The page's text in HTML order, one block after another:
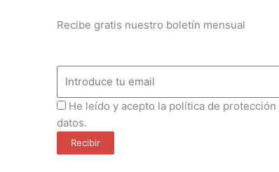
Recibe gratis nuestro boletín mensual
ProteccionDatos
He leído y acepto la política de protección
datos.
Recibir